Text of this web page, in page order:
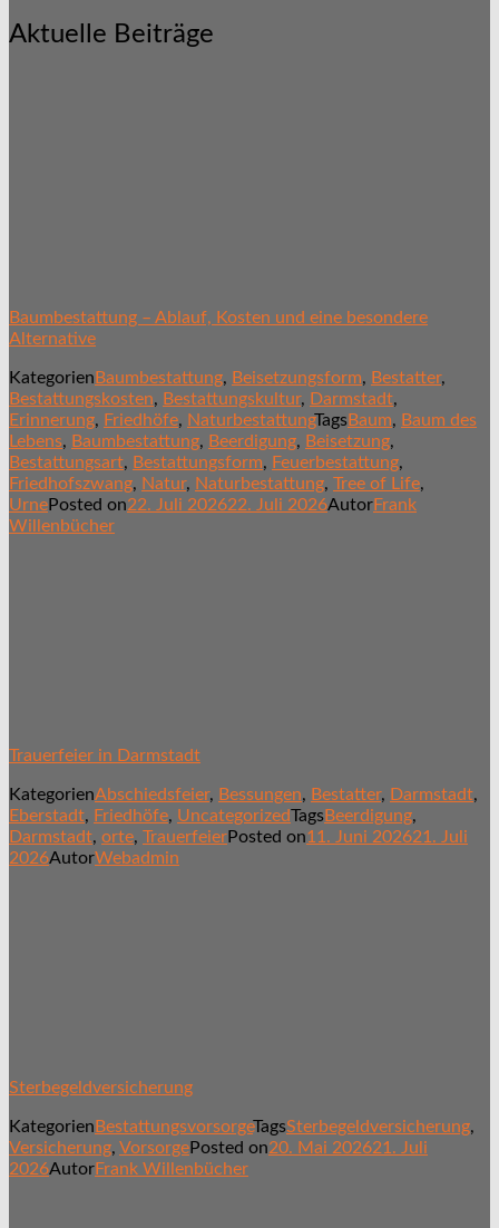
Aktuelle Beiträge
Baumbestattung – Ablauf, Kosten und eine besondere
Alternative
KategorienBaumbestattung, Beisetzungsform, Bestatter,
Bestattungskosten, Bestattungskultur, Darmstadt,
Erinnerung, Friedhöfe, NaturbestattungTagsBaum, Baum des
Lebens, Baumbestattung, Beerdigung, Beisetzung,
Bestattungsart, Bestattungsform, Feuerbestattung,
Friedhofszwang, Natur, Naturbestattung, Tree of Life,
UrnePosted on22. Juli 202622. Juli 2026AutorFrank
Willenbücher
Trauerfeier in Darmstadt
KategorienAbschiedsfeier, Bessungen, Bestatter, Darmstadt,
Eberstadt, Friedhöfe, UncategorizedTagsBeerdigung,
Darmstadt, orte, TrauerfeierPosted on11. Juni 202621. Juli
2026AutorWebadmin
Sterbegeldversicherung
KategorienBestattungsvorsorgeTagsSterbegeldversicherung,
Versicherung, VorsorgePosted on20. Mai 202621. Juli
2026AutorFrank Willenbücher